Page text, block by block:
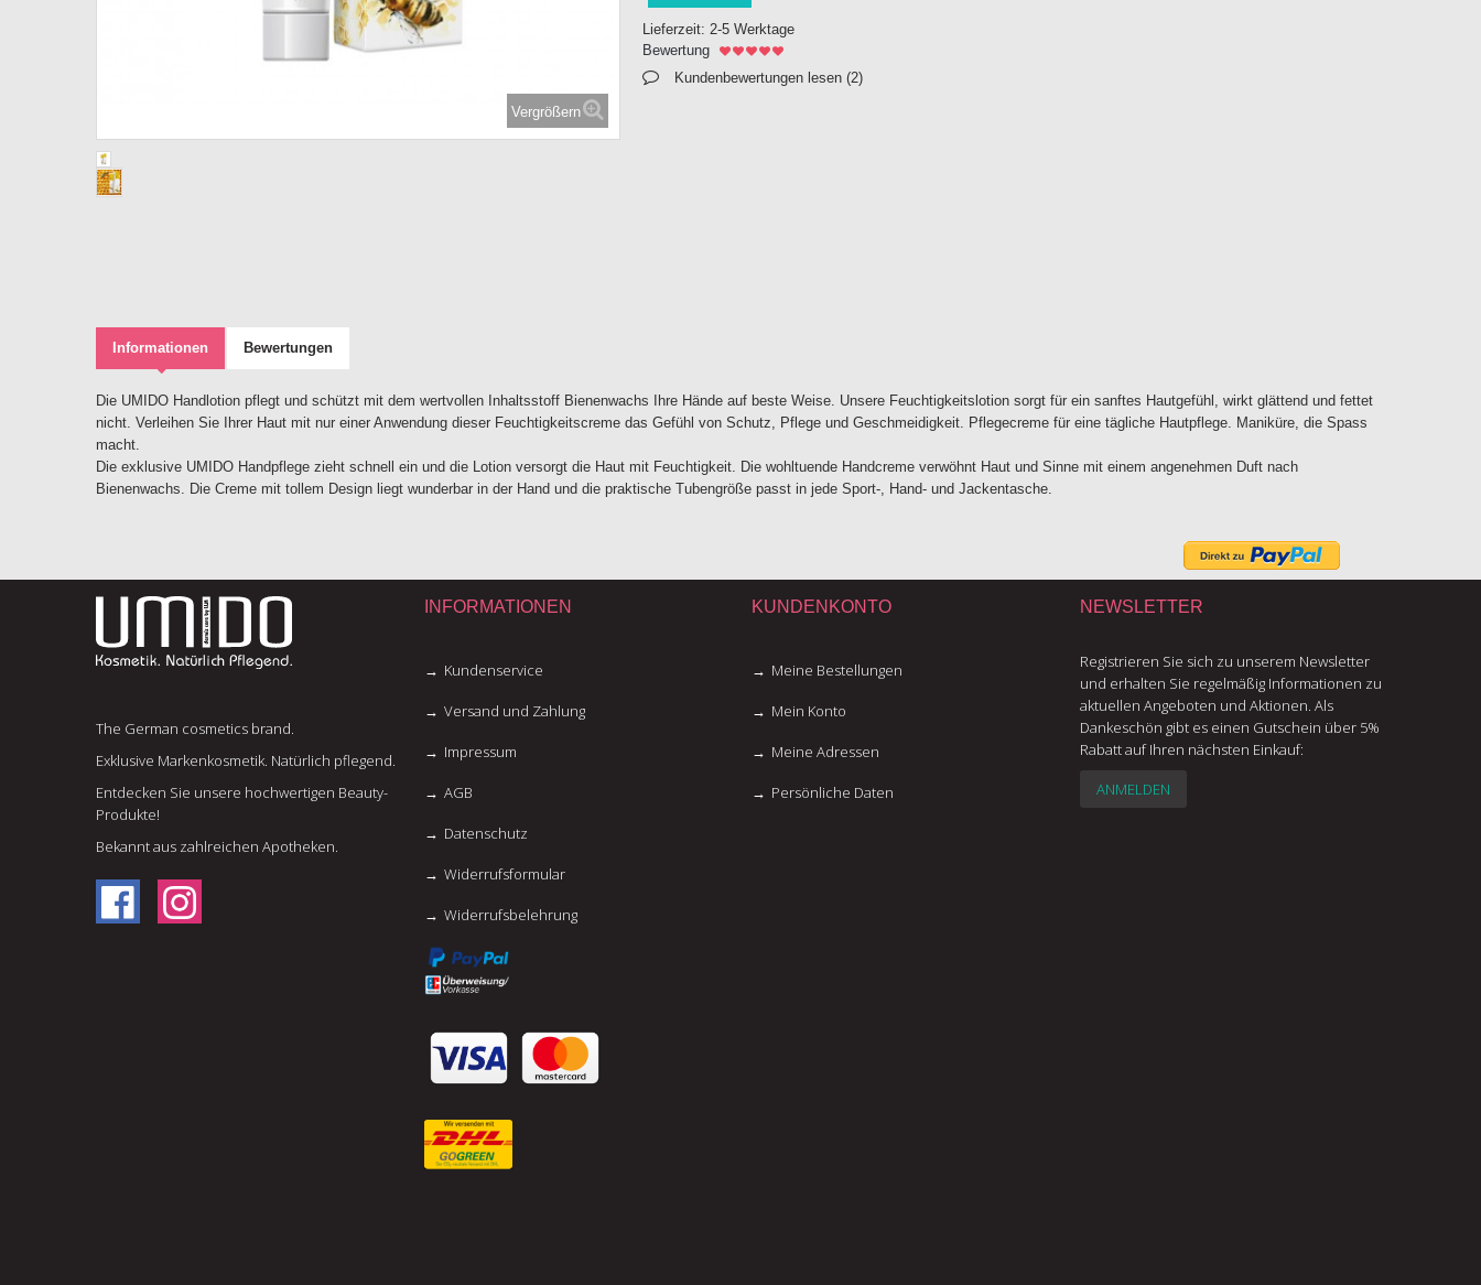
Vergrößern
Lieferzeit: 2-5 Werktage
Bewertung
Kundenbewertungen lesen (2)
Informationen Bewertungen
Die UMIDO Handlotion pflegt und schützt mit dem wertvollen Inhaltsstoff Bienenwachs Ihre Hände auf beste Weise. Unsere Feuchtigkeitslotion sorgt für ein sanftes Hautgefühl, wirkt glättend und fettet
nicht. Verleihen Sie Ihrer Haut mit nur einer Anwendung dieser Feuchtigkeitscreme das Gefühl von Schutz, Pflege und Geschmeidigkeit. Pflegecreme für eine tägliche Hautpflege. Maniküre, die Spass
macht.
Die exklusive UMIDO Handpflege zieht schnell ein und die Lotion versorgt die Haut mit Feuchtigkeit. Die wohltuende Handcreme verwöhnt Haut und Sinne mit einem angenehmen Duft nach
Bienenwachs. Die Creme mit tollem Design liegt wunderbar in der Hand und die praktische Tubengröße passt in jede Sport-, Hand- und Jackentasche.
The German cosmetics brand.
Exklusive Markenkosmetik. Natürlich pflegend.
Entdecken Sie unsere hochwertigen Beauty-
Produkte!
Bekannt aus zahlreichen Apotheken.
INFORMATIONEN
Kundenservice
Versand und Zahlung
Impressum
AGB
Datenschutz
Widerrufsformular
Widerrufsbelehrung
KUNDENKONTO
Meine Bestellungen
Mein Konto
Meine Adressen
Persönliche Daten
NEWSLETTER
Registrieren Sie sich zu unserem Newsletter
und erhalten Sie regelmäßig Informationen zu
aktuellen Angeboten und Aktionen. Als
Dankeschön gibt es einen Gutschein über 5%
Rabatt auf Ihren nächsten Einkauf:
ANMELDEN